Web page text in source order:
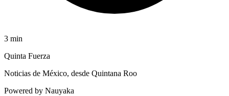
3 min
Quinta Fuerza
Noticias de México, desde Quintana Roo
Powered by Nauyaka